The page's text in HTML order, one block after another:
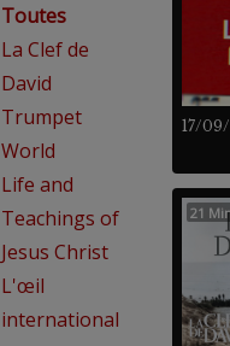
Toutes
La Clef de
David
Trumpet
World
Life and
Teachings of
Jesus Christ
L'œil
international
17/
21